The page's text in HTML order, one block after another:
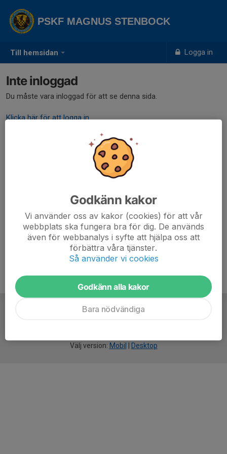
Till hemsidan Logga in
PSKF MAGNUS STENBOCK
Inte inloggad
Du måste vara inloggad för att se denna sida.
Klicka här för att logga in
Välj version: Mobil Desktop
Godkänn kakor
Vi använder oss av kakor (cookies) för att vår
webbplats ska fungera bra för dig. De används
även för webbanalys i syfte att hjälpa oss att
förbättra våra tjänster.
Så använder vi cookies
Godkänn alla kakor
Bara nödvändiga